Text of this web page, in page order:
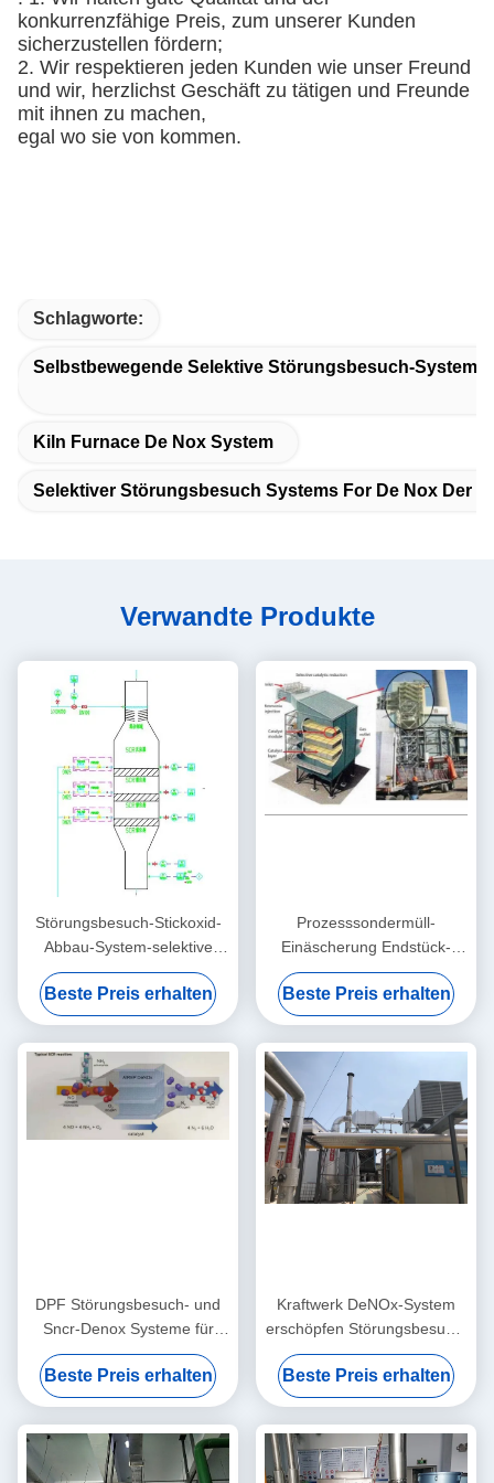
konkurrenzfähige Preis, zum unserer Kunden
sicherzustellen fördern;
2. Wir respektieren jeden Kunden wie unser Freund
und wir, herzlichst Geschäft zu tätigen und Freunde
mit ihnen zu machen,
egal wo sie von kommen.
Schlagworte:
Selbstbewegende Selektive Störungsbesuch-
Kiln Furnace De Nox System
Selektiver Störungsbesuch Systems For De Nox Der
Verwandte Produkte
Störungsbesuch-Stickoxid-
Abbau-System-selektive
katalytische Reduktion von
Nox
Beste Preis erhalten
Prozesssondermüll-
Einäscherung Endstück-
Gas-Behandlungs-Einheits-
Katalysator Tgtu
Beste Preis erhalten
DPF Störungsbesuch- und
Sncr-Denox Systeme für
Kraftwerk-örtlich
festgelegten
Verbrennungsmotor CHP
CCHP
Beste Preis erhalten
Kraftwerk DeNOx-System
erschöpfen Störungsbesuch-
Abfall-Rauchgas-
Entschwefelungs-bestimmte
Reduzierung
Beste Preis erhalten